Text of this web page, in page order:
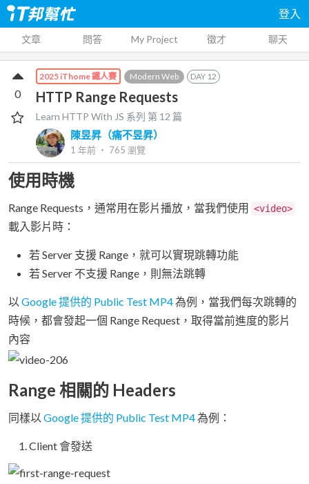
登入
文章 問答 My Project 徵才 聊天
2025 iThome 鐵人賽 Modern Web DAY 12
HTTP Range Requests
Learn HTTP With JS 系列 第 12 篇
陳昱昇（痛不昱昇）
1 年前 ‧ 765 瀏覽
0
使用時機
Range Requests，通常用在影片播放，當我們使用 <video>
載入影片時：
若 Server 支援 Range，就可以實現跳轉功能
若 Server 不支援 Range，則無法跳轉
以 Google 提供的 Public Test MP4為例，當我們每次跳轉的
時候，都會發起一個 Range Request，取得當前進度的影片
內容
Range 相關的 Headers
同樣以 Google 提供的 Public Test MP4為例：
Client 會發送